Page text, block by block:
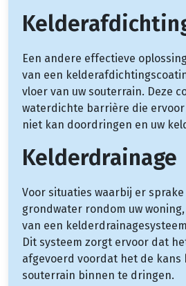
Een andere effectieve
van een
vloer van uw souterrain. Deze
waterdichte barrière die
niet kan doordringen en uw
Kelderdrainage
Voor situaties waarbij er
grondwater rondom uw
van een
Dit systeem zorgt ervoor dat
afgevoerd voordat het de kans
souterrain binnen te dringen.